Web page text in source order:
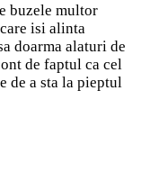
buzele multor
isi alinta
doarma alaturi de
de faptul ca cel
de a sta la pieptul